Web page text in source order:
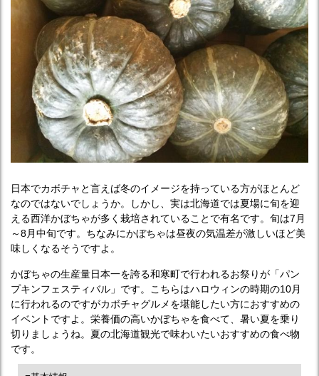
日本でカボチャと言えば冬のイメージを持っている方がほとんど
なのではないでしょうか。しかし、実は北海道では夏場に旬を迎
える西洋かぼちゃが多く栽培されていることで有名です。旬は7月
～8月中旬です。ちなみにかぼちゃは昼夜の気温差が激しいほど美
味しくなるそうですよ。
かぼちゃの生産量日本一を誇る和寒町で行われるお祭りが「パン
プキンフェスティバル」です。こちらはハロウィンの時期の10月
に行われるのですがカボチャグルメを堪能したい方におすすめの
イベントですよ。栄養価の高いかぼちゃを食べて、暑い夏を乗り
切りましょうね。夏の北海道観光で味わいたいおすすめの食べ物
です。